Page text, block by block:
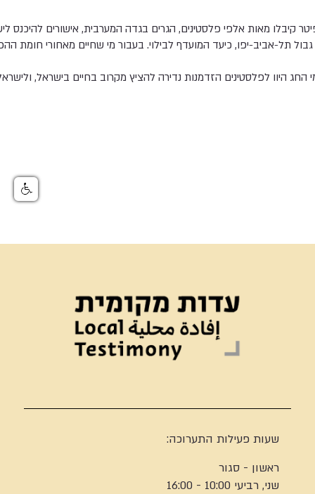
קיבלו מאות אלפי פלסטינים, הגרים בגדה המערבית, אישורים להיכנס
תל-אביב-יפו, כיעד המועדף לבילוי. בעבור מי שחיים מאחורי חומת
החג היוו לפלסטינים הזדמנות נדירה להציץ מקרוב בחיים בישראל,
שעות פעילות התערוכה:
ראשון - סגור
שני, רביעי 10:00 - 16:00